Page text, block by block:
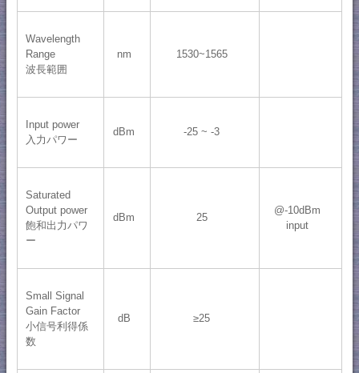
Wavelength
Range
波長範囲
nm 1530~1565
Input power
入力パワー
dBm -25 ~ -3
Saturated
Output power
飽和出力パワ
ー
dBm 25
@-10dBm
input
Small Signal
Gain Factor
小信号利得係
数
dB ≥25